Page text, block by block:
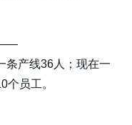
——
条产线36人；现在一
个员工。